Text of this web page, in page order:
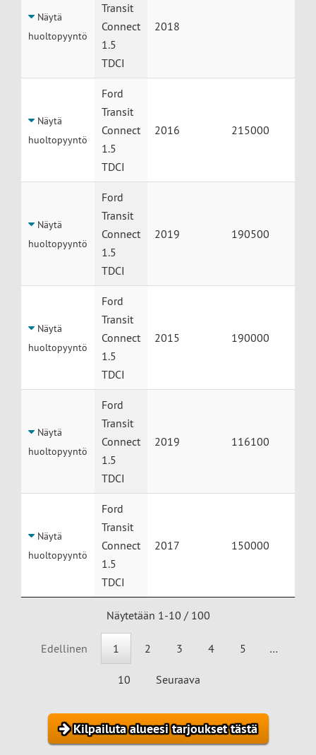
Näytä
huoltopyyntö
Transit
Connect
1.5
TDCI
2018
Näytä
huoltopyyntö
Ford
Transit
Connect
1.5
TDCI
2016 215000
Näytä
huoltopyyntö
Ford
Transit
Connect
1.5
TDCI
2019 190500
Näytä
huoltopyyntö
Ford
Transit
Connect
1.5
TDCI
2015 190000
Näytä
huoltopyyntö
Ford
Transit
Connect
1.5
TDCI
2019 116100
Näytä
huoltopyyntö
Ford
Transit
Connect
1.5
TDCI
2017 150000
Näytetään 1-10 / 100
Edellinen 1 2 3 4 5 …
10 Seuraava
Kilpailuta alueesi tarjoukset tästä